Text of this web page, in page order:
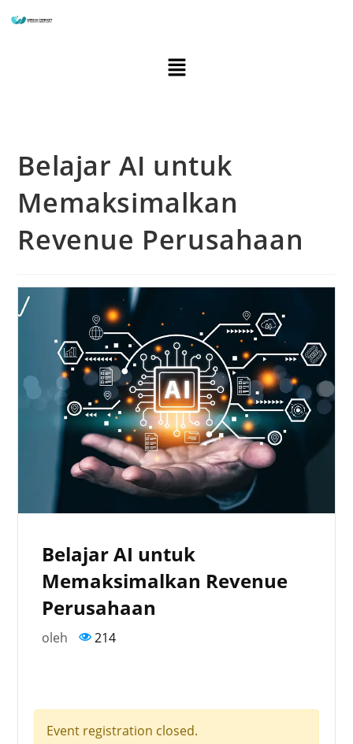
Belajar AI untuk
Memaksimalkan
Revenue Perusahaan
Belajar AI untuk
Memaksimalkan Revenue
Perusahaan
oleh 214
Event registration closed.